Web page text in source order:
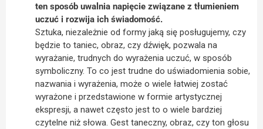
ten sposób uwalnia napięcie związane z tłumieniem
uczuć i rozwija ich świadomość.
Sztuka, niezależnie od formy jaką się posługujemy, czy
będzie to taniec, obraz, czy dźwięk, pozwala na
wyrażanie, trudnych do wyrażenia uczuć, w sposób
symboliczny. To co jest trudne do uświadomienia sobie,
nazwania i wyrażenia, może o wiele łatwiej zostać
wyrażone i przedstawione w formie artystycznej
ekspresji, a nawet często jest to o wiele bardziej
czytelne niż słowa. Gest taneczny, obraz, czy ton głosu